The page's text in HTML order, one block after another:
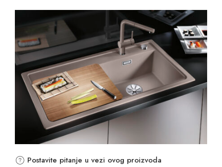
Postavite pitanje u vezi ovog proizvoda